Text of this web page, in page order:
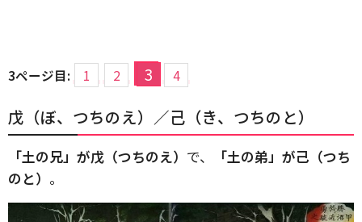
3ページ目: 1 2 3 4
戊（ぼ、つちのえ）／己（き、つちのと）
「土の兄」が戊（つちのえ） で、
「土の弟」が己（つち
のと） 。